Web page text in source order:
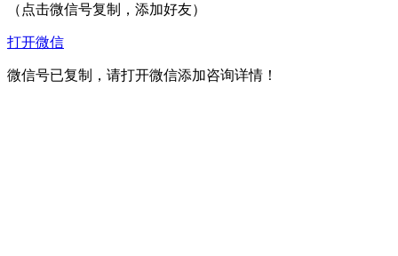
（点击微信号复制，添加好友）
打开微信
微信号已复制，请打开微信添加咨询详情！